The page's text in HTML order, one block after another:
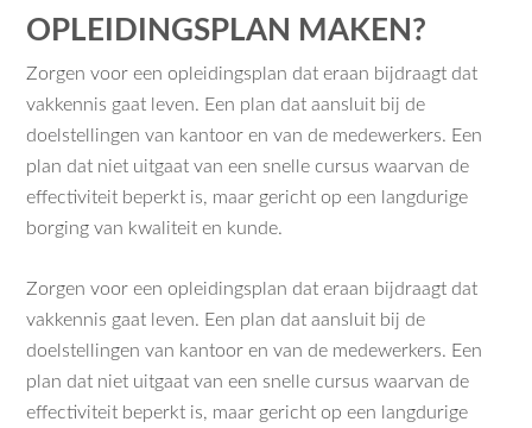
OPLEIDINGSPLAN MAKEN?
Zorgen voor een opleidingsplan dat eraan bijdraagt dat
vakkennis gaat leven. Een plan dat aansluit bij de
doelstellingen van kantoor en van de medewerkers. Een
plan dat niet uitgaat van een snelle cursus waarvan de
effectiviteit beperkt is, maar gericht op een langdurige
borging van kwaliteit en kunde.
Zorgen voor een opleidingsplan dat eraan bijdraagt dat
vakkennis gaat leven. Een plan dat aansluit bij de
doelstellingen van kantoor en van de medewerkers. Een
plan dat niet uitgaat van een snelle cursus waarvan de
effectiviteit beperkt is, maar gericht op een langdurige